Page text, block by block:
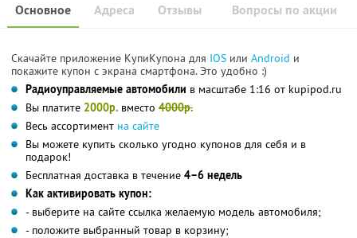
Основное Отзывы Вопросы по акции
Адреса
Скачайте приложение КупиКупона для IOS или Android и
покажите купон с экрана смартфона. Это удобно :)
Радиоуправляемые автомобили в масштабе 1:16 от kupipod.ru
Вы платите 2000р. вместо 4000р.
Весь ассортимент на сайте
Вы можете купить сколько угодно купонов для себя и в
подарок!
Бесплатная доставка в течение 4–6 недель
Как активировать купон:
- выберите на сайте ссылка желаемую модель автомобиля;
- положите выбранный товар в корзину;